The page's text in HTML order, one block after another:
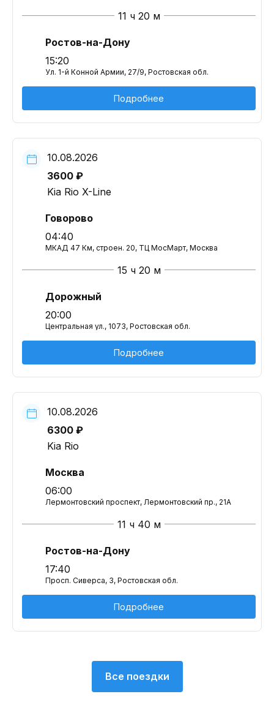
11 ч 20 м
Ростов-на-Дону
15:20
Ул. 1-й Конной Армии, 27/9, Ростовская обл.
Подробнее
10.08.2026
3600 ₽
Kia Rio X-Line
Говорово
04:40
МКАД 47 Км, строен. 20, ТЦ МосМарт, Москва
15 ч 20 м
Дорожный
20:00
Центральная ул., 1073, Ростовская обл.
Подробнее
10.08.2026
6300 ₽
Kia Rio
Москва
06:00
Лермонтовский проспект, Лермонтовский пр., 21А
11 ч 40 м
Ростов-на-Дону
17:40
Просп. Сиверса, 3, Ростовская обл.
Подробнее
Все поездки